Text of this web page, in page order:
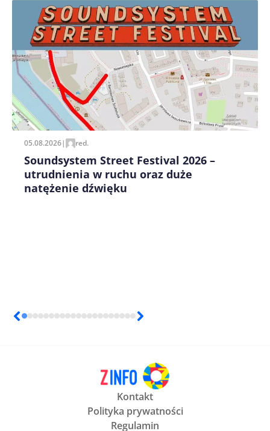
Zapamiętaj moje dane w tej przeglądarce podczas
pisania kolejnych komentarzy.
05.08.2026| red.
Soundsystem Street Festival 2026 –
utrudnienia w ruchu oraz duże
natężenie dźwięku
Kontakt
Polityka prywatności
Regulamin